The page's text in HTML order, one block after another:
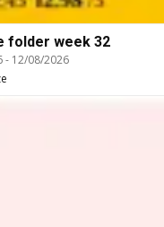
folder week 32
- 12/08/2026